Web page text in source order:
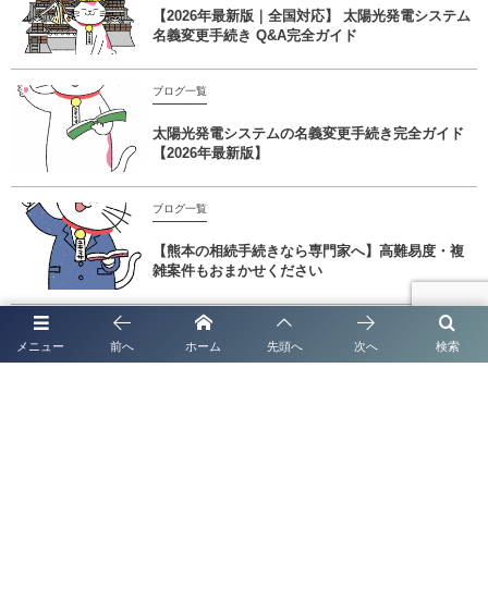
【2026年最新版｜全国対応】 太陽光発電システム
名義変更手続き Q&A完全ガイド
ブログ一覧
太陽光発電システムの名義変更手続き完全ガイド
【2026年最新版】
ブログ一覧
【熊本の相続手続きなら専門家へ】高難易度・複
雑案件もおまかせください
ブログ一覧
メニュー 検索
前へ ホーム 先頭へ 次へ